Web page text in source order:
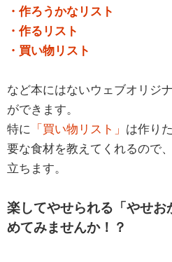
・作ろうかなリスト
・作るリスト
・買い物リスト
など本にはないウェブオリジ
ができます。
特に 「買い物リスト」 は作り
要な食材を教えてくれるので
立ちます。
楽してやせられる「やせお
めてみませんか！？